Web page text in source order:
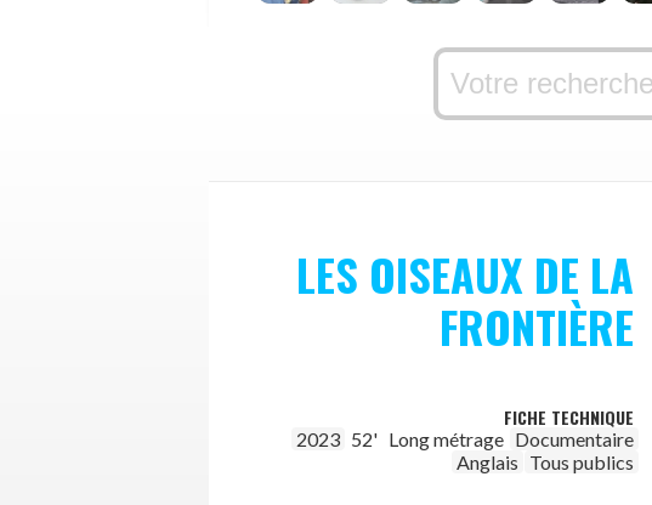
LES OISEAUX DE LA
FRONTIÈRE
FICHE TECHNIQUE
2023 52' Long métrage Documentaire
Anglais Tous publics